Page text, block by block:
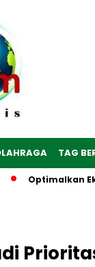
TAG
Optimalkan